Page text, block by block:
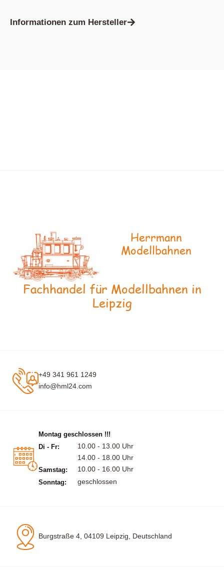
Informationen zum Hersteller
Herrmann
Modellbahnen
Fachhandel für Modellbahnen in
Leipzig
+49 341 961 1249
info@hml24.com
Montag geschlossen !!!
Di - Fr:
10.00 - 13.00 Uhr
14.00 - 18.00 Uhr
Samstag: 10.00 - 16.00 Uhr
Sonntag: geschlossen
Burgstraße 4, 04109 Leipzig, Deutschland